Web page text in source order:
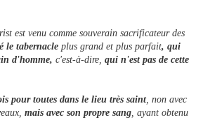
est venu comme souverain sacrificateur des
le tabernacle plus grand et plus parfait, qui
d'homme, c'est-à-dire, qui n'est pas de cette
pour toutes dans le lieu très saint, non avec
mais avec son propre sang, ayant obtenu